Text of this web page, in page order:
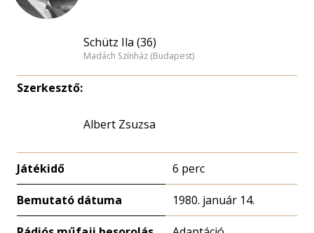
Schütz Ila (36)
Madách Színház (Budapest)
Szerkesztő:
Albert Zsuzsa
Játékidő 6 perc
Bemutató dátuma 1980. január 14.